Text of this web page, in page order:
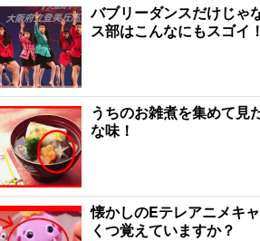
バブリーダンスだけじゃ
ス部はこんなにもスゴイ！
うちのお雑煮を集めて見
な味！
懐かしのEテレアニメキ
くつ覚えていますか？